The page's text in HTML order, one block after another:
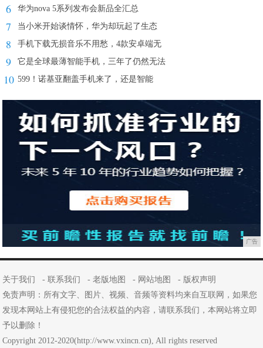
6 华为nova 5系列发布会新品全汇总
7 当小米开始谈情怀，华为却玩起了生态
8 手机下载无损音乐不用愁，4款安卓端无
9 它是全球最薄智能手机，三年了仍然无法
10 599！诺基亚翻盖手机来了，还是智能
广告
关于我们 -联系我们 -老版地图 - 网站地图 - 版权声明
免责声明：所有文字、图片、视频、音频等资料均来自互联网，如果您
发现本网站上有侵犯您的合法权益的内容，请联系我们，本网站将立即
予以删除！
Copyright 2012-2020(http://www.vxincn.cn), All rights reserved